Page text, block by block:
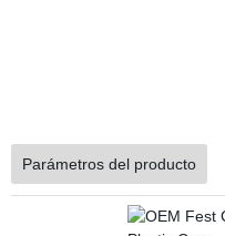
Parámetros del producto